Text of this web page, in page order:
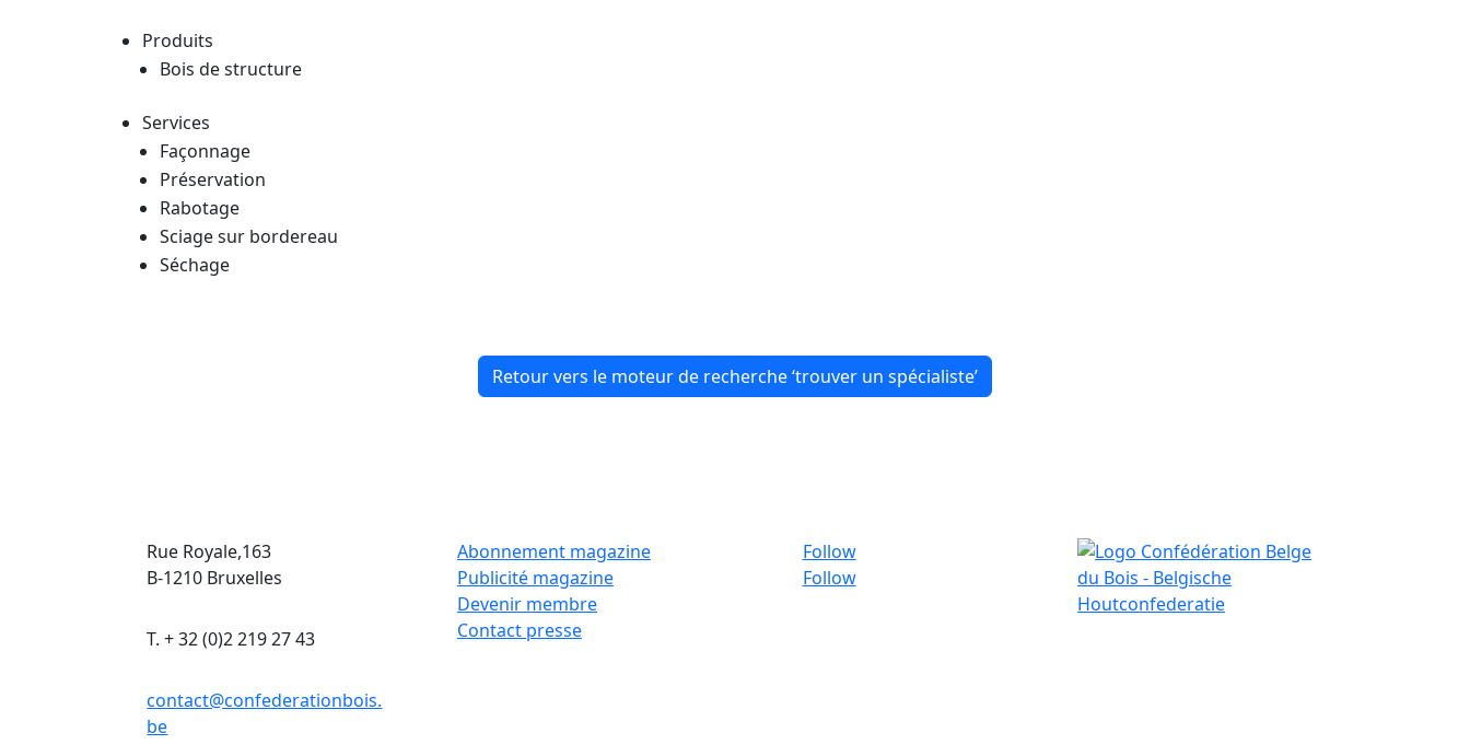
Produits
Bois de structure
Services
Façonnage
Préservation
Rabotage
Sciage sur bordereau
Séchage
Retour vers le moteur de recherche ‘trouver un spécialiste’
Rue Royale,163
B-1210 Bruxelles
T. + 32 (0)2 219 27 43
contact@confederationbois.
be
Abonnement magazine
Publicité magazine
Devenir membre
Contact presse
Follow
Follow